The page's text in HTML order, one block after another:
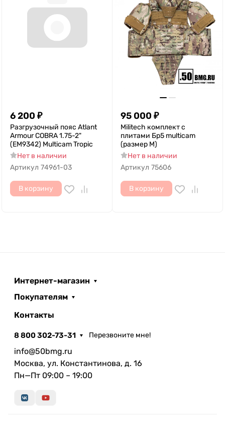
6 200 ₽
Разгрузочный пояс Atlant
Armour COBRA 1.75-2"
(EM9342) Multicam Tropic
Нет в наличии
Артикул 74961-03
В корзину
95 000 ₽
Militech комплект с
плитами Бр5 multicam
(размер М)
Нет в наличии
Артикул 75606
В корзину
Интернет-магазин
Покупателям
Контакты
8 800 302-73-31 Перезвоните мне!
info@50bmg.ru
Москва, ул. Константинова, д. 16
Пн—Пт 09:00 – 19:00